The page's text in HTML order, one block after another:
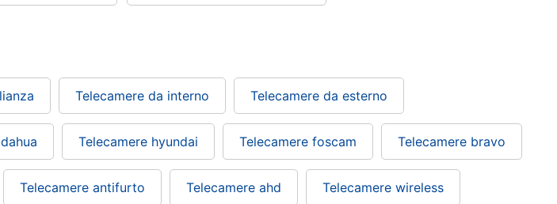
Telecamere da interno Telecamere da esterno
Telecamere hyundai Telecamere foscam Telecamere bravo
Telecamere antifurto Telecamere ahd Telecamere wireless